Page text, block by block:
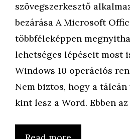
szövegszerkesztő
bezárása A Microsoft
többféleképpen
lehetséges lépéseit most
Windows 10 operációs
Nem biztos, hogy a tálcán
kint lesz a Word. Ebben